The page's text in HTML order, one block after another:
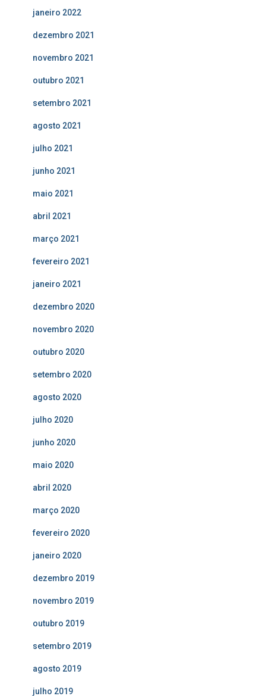
janeiro 2022
dezembro 2021
novembro 2021
outubro 2021
setembro 2021
agosto 2021
julho 2021
junho 2021
maio 2021
abril 2021
março 2021
fevereiro 2021
janeiro 2021
dezembro 2020
novembro 2020
outubro 2020
setembro 2020
agosto 2020
julho 2020
junho 2020
maio 2020
abril 2020
março 2020
fevereiro 2020
janeiro 2020
dezembro 2019
novembro 2019
outubro 2019
setembro 2019
agosto 2019
julho 2019